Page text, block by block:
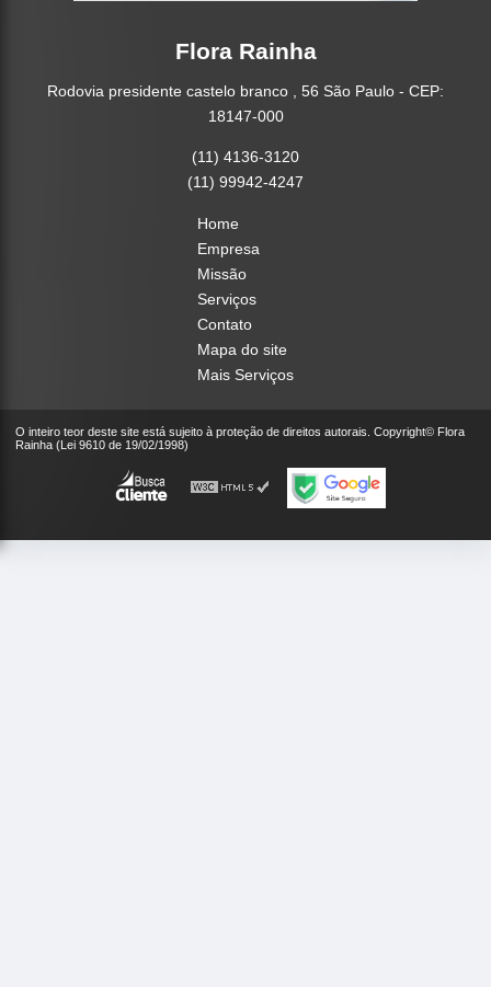
Flora Rainha
Rodovia presidente castelo branco , 56 São Paulo - CEP:
18147-000
(11) 4136-3120
(11) 99942-4247
Home
Empresa
Missão
Serviços
Contato
Mapa do site
Mais Serviços
O inteiro teor deste site está sujeito à proteção de direitos autorais. Copyright© Flora
Rainha (Lei 9610 de 19/02/1998)